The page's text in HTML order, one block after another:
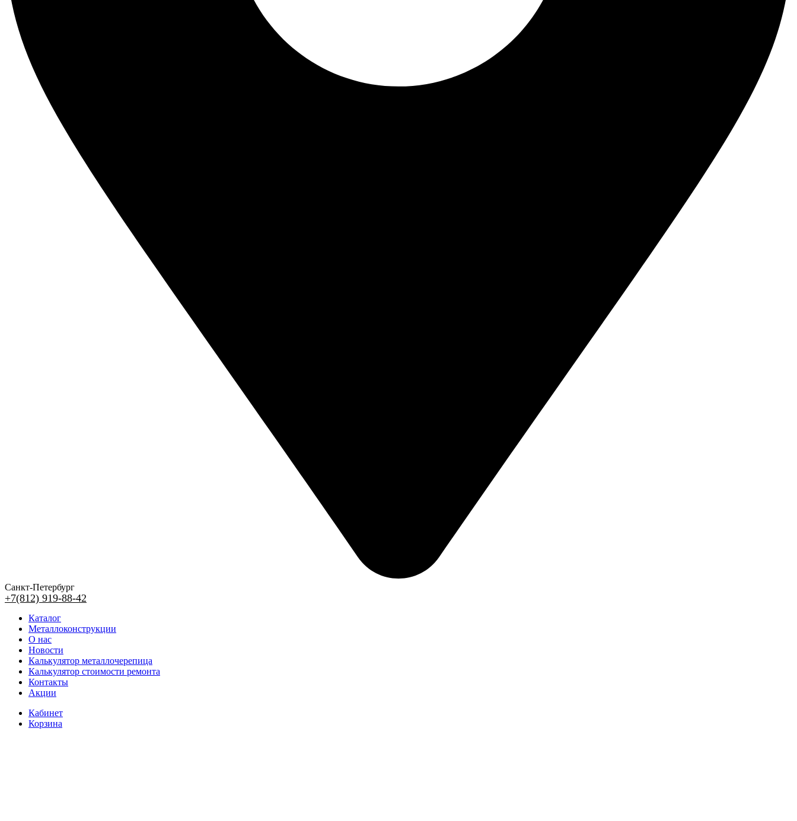
Санкт-Петербург
+7(812) 919-88-42
Каталог
Металлоконструкции
О нас
Новости
Калькулятор металлочерепица
Калькулятор стоимости ремонта
Контакты
Акции
Кабинет
Корзина